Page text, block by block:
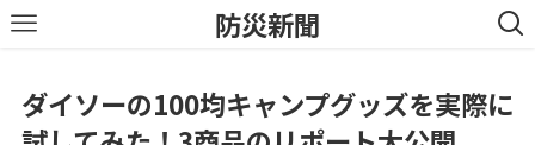
防災新聞
ダイソーの100均キャンプグッズを実際に